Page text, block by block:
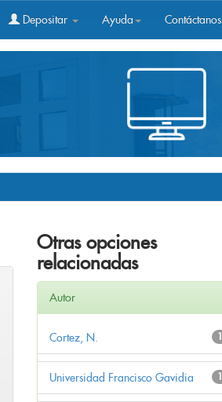
Depositar Ayuda Contáctanos
Otras opciones
relacionadas
Autor
1
Cortez, N.
1
Universidad Francisco Gavidia